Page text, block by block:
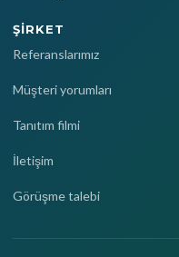
ŞIRKET
Referanslarımız
Müşteri yorumları
Tanıtım filmi
İletişim
Görüşme talebi